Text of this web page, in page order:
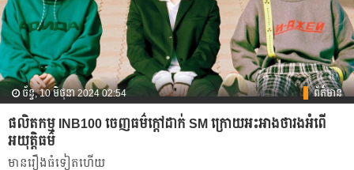
ច័ន្ទ, 10 មិថុនា 2024 02:54 ព័ត៌មាន
ផលិតកម្ម INB100 ចេញធម៌ក្ដៅដាក់ SM ក្រោយអះអាងថារងអំពើ
អយុត្តិធម៌
មានរឿងធំទៀតហើយ